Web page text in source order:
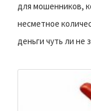
для мошенников,
несметное
деньги чуть ли не